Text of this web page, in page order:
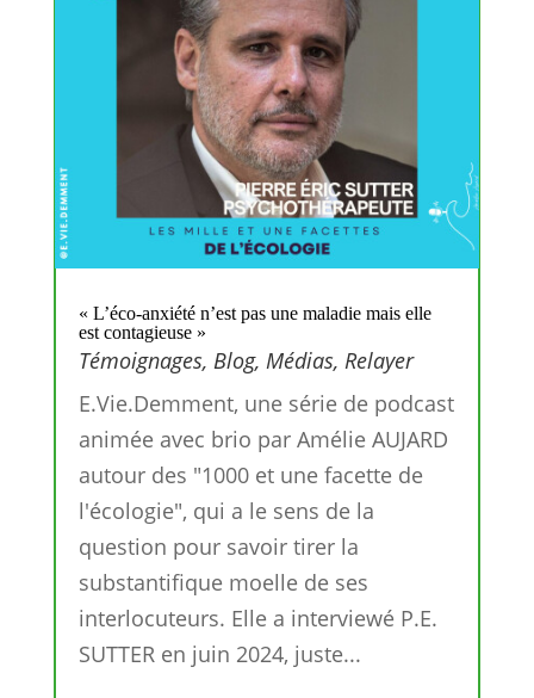
« L’éco-anxiété n’est pas une maladie mais elle
est contagieuse »
Témoignages, Blog, Médias, Relayer
E.Vie.Demment, une série de podcast
animée avec brio par Amélie AUJARD
autour des "1000 et une facette de
l'écologie", qui a le sens de la
question pour savoir tirer la
substantifique moelle de ses
interlocuteurs. Elle a interviewé P.E.
SUTTER en juin 2024, juste...